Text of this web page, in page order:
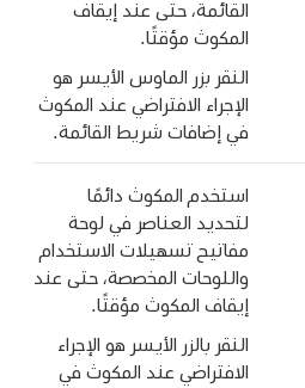
القائمة، حتى عند إيقاف
المكوث مؤقتًا.
النقر بزر الماوس الأيسر هو
الإجراء الافتراضي عند المكوث
في إضافات شريط القائمة.
استخدم المكوث دائمًا
لتحديد العناصر في لوحة
مفاتيح تسهيلات الاستخدام
واللوحات المخصصة، حتى عند
إيقاف المكوث مؤقتًا.
النقر بالزر الأيسر هو الإجراء
الافتراضي عند المكوث في